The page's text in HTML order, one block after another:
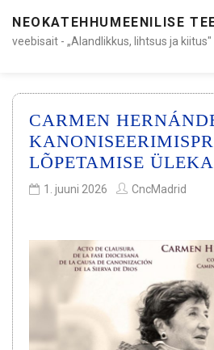
NEOKATEHHUMEENILISE
veebisait - „Alandlikkus, lihtsus ja kiitus"
CARMEN
LÕPETAMISE
1. juuni 2026 CncMadrid